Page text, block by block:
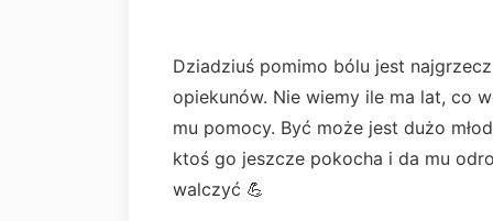
Dziadziuś pomimo bólu jest
opiekunów. Nie wiemy ile ma lat, co
mu pomocy. Być może jest dużo
ktoś go jeszcze pokocha i da mu
walczyć 💪